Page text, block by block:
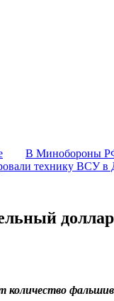
В Минобороны РФ
технику ВСУ в
доллар